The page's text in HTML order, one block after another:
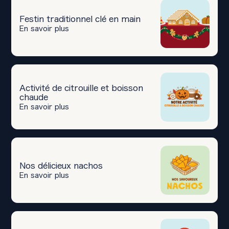
Festin traditionnel clé en main
En savoir plus
Activité de citrouille et boisson
chaude
En savoir plus
Nos délicieux nachos
En savoir plus